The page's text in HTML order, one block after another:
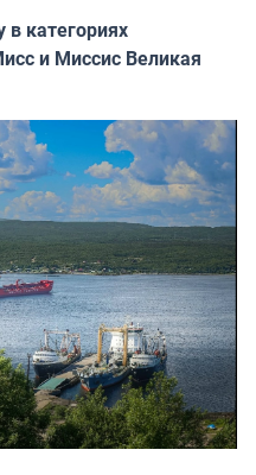
категориях
и Миссис Великая